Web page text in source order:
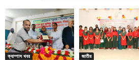
ক্যাম্পাস খবর জাতীয়